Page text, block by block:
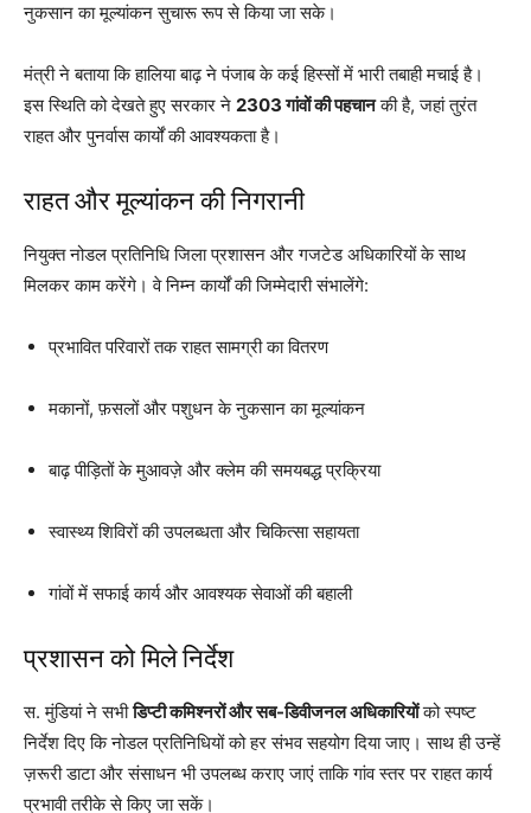
नुकसान का मूल्यांकन सुचारू रूप से किया जा सके।
मंत्री ने बताया कि हालिया बाढ़ ने पंजाब के कई हिस्सों में भारी तबाही मचाई है।
इस स्थिति को देखते हुए सरकार ने 2303 गांवों की पहचानकी है, जहां तुरंत
राहत और पुनर्वास कार्यों की आवश्यकता है।
राहत और मूल्यांकन की निगरानी
नियुक्त नोडल प्रतिनिधि जिला प्रशासन और गजटेड अधिकारियों के साथ
मिलकर काम करेंगे। वे निम्न कार्यों की जिम्मेदारी संभालेंगे:
प्रभावित परिवारों तक राहत सामग्री का वितरण
मकानों, फ़सलों और पशुधन के नुकसान का मूल्यांकन
बाढ़ पीड़ितों के मुआवज़े और क्लेम की समयबद्ध प्रक्रिया
स्वास्थ्य शिविरों की उपलब्धता और चिकित्सा सहायता
गांवों में सफाई कार्य और आवश्यक सेवाओं की बहाली
प्रशासन को मिले निर्देश
स. मुंडियां ने सभीडिप्टी कमिश्नरों और सब-डिवीजनल अधिकारियोंको स्पष्ट
निर्देश दिए कि नोडल प्रतिनिधियों को हर संभव सहयोग दिया जाए। साथ ही उन्हें
ज़रूरी डाटा और संसाधन भी उपलब्ध कराए जाएं ताकि गांव स्तर पर राहत कार्य
प्रभावी तरीके से किए जा सकें।